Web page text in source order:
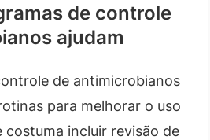
de controle
ajudam
de antimicrobianos
para melhorar o uso
costuma incluir revisão de